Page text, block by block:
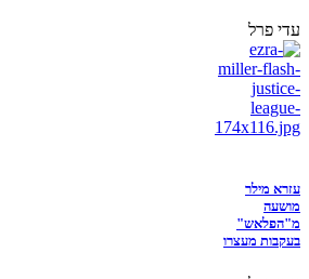
עדי פרל
עזרא מילר
מושעה
מ"הפלאש"
בעקבות מעצרו